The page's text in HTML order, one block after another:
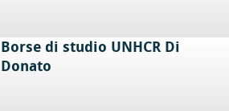
Borse di studio UNHCR Di
Donato